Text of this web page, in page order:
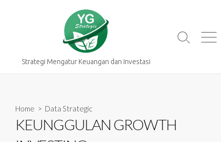
Strategi Mengatur Keuangan dan Investasi
Search
Home > Data Strategic
KEUNGGULAN GROWTH